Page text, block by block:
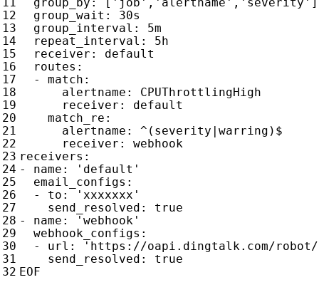
group_wait :
30s
group_interval :
5m
repeat_interval :
5h
receiver :
default
routes :
- match :
alertname :
CPUThrottlingHigh
receiver :
default
match_re :
alertname :
^(severity|warring)$
receiver :
webhook
receivers :
- name :
'default'
email_configs :
- to :
'xxxxxxx'
send_resolved :
true
- name :
'webhook'
webhook_configs :
- url :
'https://oapi.dingtalk.com/robot/
send_resolved :
true
EOF